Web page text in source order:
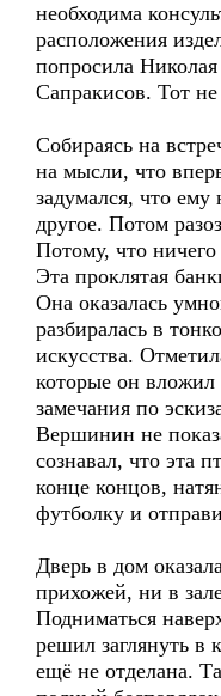
необходима
расположения
попросила
Сапракисов. Тот не
Собираясь на
на мысли, что
задумался, что
другое. Потом
Потому, что ничего
Эта проклятая
Она оказалась
разбиралась в
искусства.
которые он
замечания по
Вершинин не
сознавал, что эта
конце концов,
футболку и
Дверь в дом
прихожей, ни в
Подниматься
решил заглянуть в
ещё не отделана.